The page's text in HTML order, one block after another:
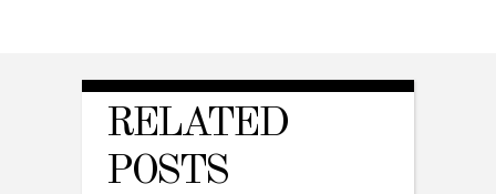
RELATED
POSTS